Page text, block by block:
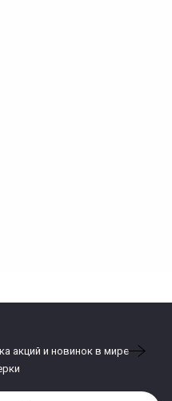
акций и новинок в мире